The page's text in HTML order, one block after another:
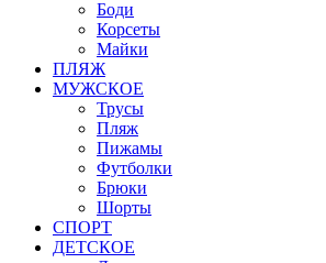
Боди
Корсеты
Майки
ПЛЯЖ
МУЖСКОЕ
Трусы
Пляж
Пижамы
Футболки
Брюки
Шорты
СПОРТ
ДЕТСКОЕ